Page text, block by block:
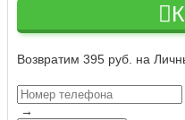
Возвратим 395 руб. на
→